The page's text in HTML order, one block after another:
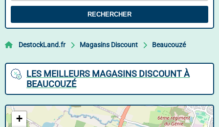
RECHERCHER
DestockLand.fr Magasins Discount Beaucouzé
LES MEILLEURS MAGASINS DISCOUNT À
BEAUCOUZÉ
+